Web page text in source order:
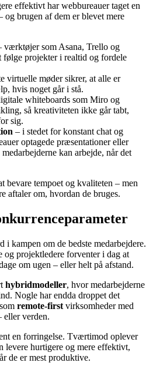
effektivt har webbureauer taget en
brugen af dem er blevet mere
værktøjer som Asana, Trello og
projekter i realtid og fordele
virtuelle møder sikrer, at alle er
hvis noget går i stå.
whiteboards som Miro og
så kreativiteten ikke går tabt,
sig.
– i stedet for konstant chat og
optagede præsentationer eller
kan arbejde, når det
bevare tempoet og kvaliteten – men
aftaler om, hvordan de bruges.
i kampen om de bedste medarbejdere.
projektledere forventer i dag at
om ugen – eller helt på afstand.
hybridmodeller, hvor medarbejderne
Nogle har endda droppet det
remote-first virksomheder med
eller verden.
en forringelse. Tværtimod oplever
levere hurtigere og mere effektivt,
de er mest produktive.